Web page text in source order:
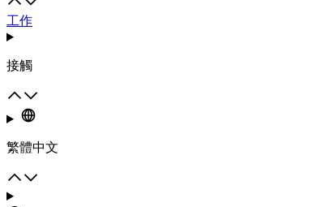
工作
接觸
繁體中文